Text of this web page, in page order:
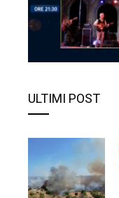
ULTIMI POST